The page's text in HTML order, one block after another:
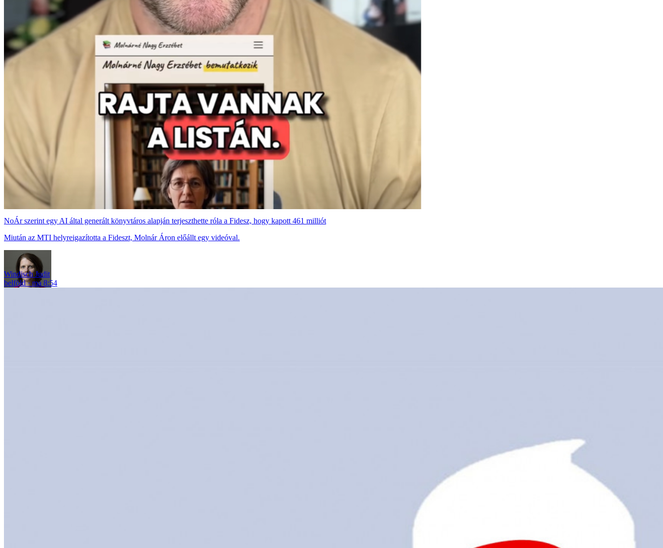
NoÁr szerint egy AI által generált könyvtáros alapján terjeszthette róla a Fidesz, hogy kapott 461 milliót
Miután az MTI helyreigazította a Fideszt, Molnár Áron előállt egy videóval.
Windisch Judit
belföld
ma 8:54